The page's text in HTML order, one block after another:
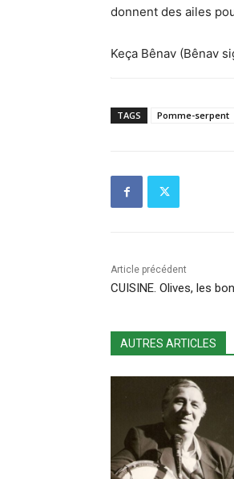
donnent des ailes
Keça Bênav (Bênav
TAGS Pomme-serpent
Article précédent
CUISINE. Olives, les
AUTRES ARTICLES